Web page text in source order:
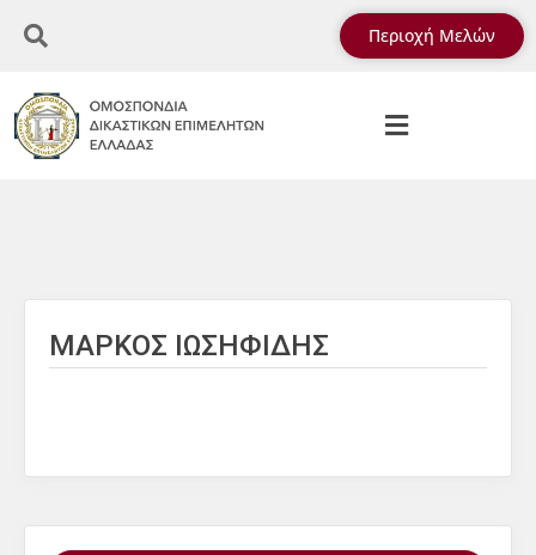
Περιοχή Μελών
ΜΑΡΚΟΣ ΙΩΣΗΦΙΔΗΣ